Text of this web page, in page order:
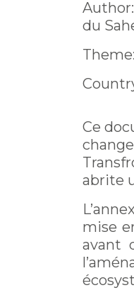
du
Ce
abrite
mise
avant